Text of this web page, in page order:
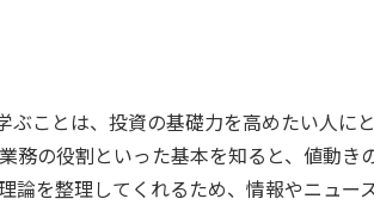
ぶことは、投資の基礎力を高めたい人に
務の役割といった基本を知ると、値動き
論を整理してくれるため、情報やニュー